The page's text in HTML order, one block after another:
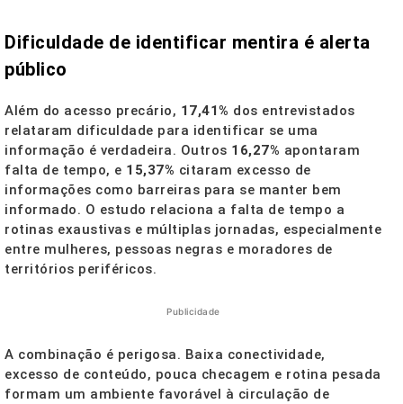
Dificuldade de identificar mentira é alerta
público
Além do acesso precário, 17,41% dos entrevistados
relataram dificuldade para identificar se uma
informação é verdadeira. Outros 16,27% apontaram
falta de tempo, e 15,37% citaram excesso de
informações como barreiras para se manter bem
informado. O estudo relaciona a falta de tempo a
rotinas exaustivas e múltiplas jornadas, especialmente
entre mulheres, pessoas negras e moradores de
territórios periféricos.
Publicidade
A combinação é perigosa. Baixa conectividade,
excesso de conteúdo, pouca checagem e rotina pesada
formam um ambiente favorável à circulação de